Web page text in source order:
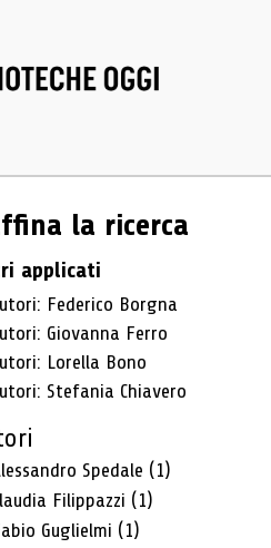
la ricerca
applicati
Federico Borgna
Giovanna Ferro
Lorella Bono
Stefania Chiavero
Spedale (1)
Filippazzi (1)
Guglielmi (1)